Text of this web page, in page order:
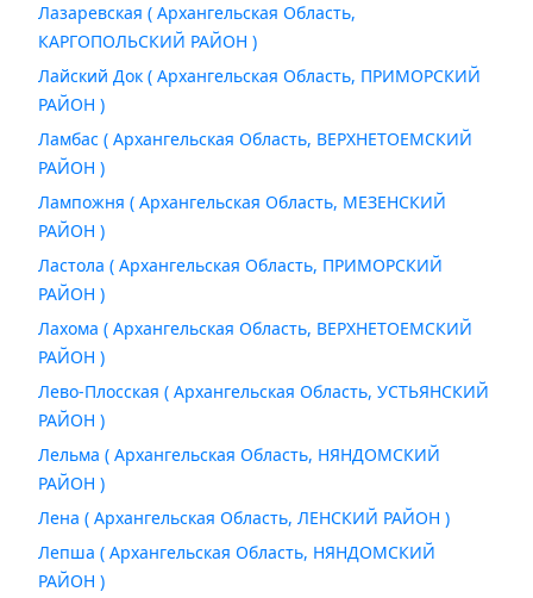
Лазаревская ( Архангельская Область,
КАРГОПОЛЬСКИЙ РАЙОН )
Лайский Док ( Архангельская Область, ПРИМОРСКИЙ
РАЙОН )
Ламбас ( Архангельская Область, ВЕРХНЕТОЕМСКИЙ
РАЙОН )
Лампожня ( Архангельская Область, МЕЗЕНСКИЙ
РАЙОН )
Ластола ( Архангельская Область, ПРИМОРСКИЙ
РАЙОН )
Лахома ( Архангельская Область, ВЕРХНЕТОЕМСКИЙ
РАЙОН )
Лево-Плосская ( Архангельская Область, УСТЬЯНСКИЙ
РАЙОН )
Лельма ( Архангельская Область, НЯНДОМСКИЙ
РАЙОН )
Лена ( Архангельская Область, ЛЕНСКИЙ РАЙОН )
Лепша ( Архангельская Область, НЯНДОМСКИЙ
РАЙОН )